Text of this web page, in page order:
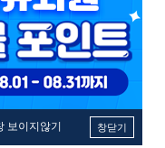
보이지않기 창닫기